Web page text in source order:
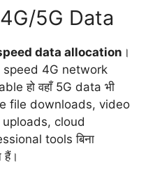
5G Data
data allocation ।
4G network
हो वहाँ 5G data भी
file downloads, video
cloud
tools बिना